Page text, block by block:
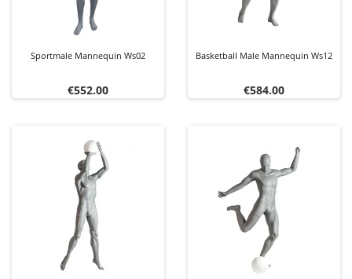
Sportmale Mannequin Ws02
Price
€552.00
Basketball Male Mannequin Ws12
Price
€584.00